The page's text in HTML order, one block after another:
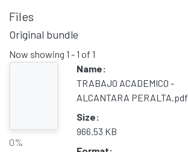
Files
Original bundle
Now showing 1 - 1 of 1
0%
Name:
TRABAJO ACADEMICO -
ALCANTARA PERALTA.pdf
Size:
966.53 KB